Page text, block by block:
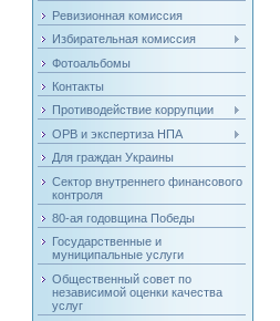
Ревизионная комиссия
Избирательная комиссия
Фотоальбомы
Контакты
Противодействие коррупции
ОРВ и экспертиза НПА
Для граждан Украины
Сектор внутреннего финансового
контроля
80-ая годовщина Победы
Государственные и
муниципальные услуги
Общественный совет по
независимой оценки качества
услуг